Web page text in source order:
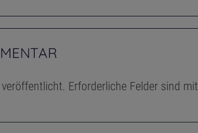
Erforderliche Felder sind mit